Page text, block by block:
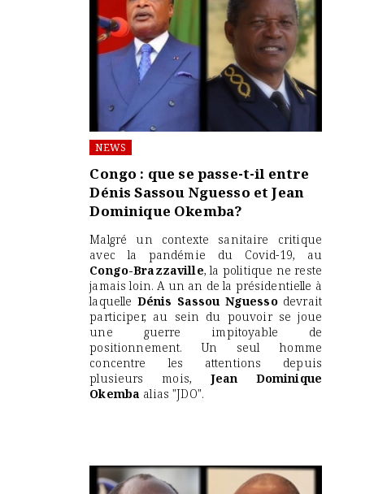
NEWS
Congo : que se passe-t-il entre
Dénis Sassou Nguesso et Jean
Dominique Okemba?
Malgré un contexte sanitaire critique
avec la pandémie du Covid-19, au
Congo-Brazzaville, la politique ne reste
jamais loin. A un an de la présidentielle à
laquelle Dénis Sassou Nguessodevrait
participer, au sein du pouvoir se joue
une guerre impitoyable de
positionnement. Un seul homme
concentre les attentions depuis
plusieurs mois, Jean Dominique
Okemba alias "JDO".